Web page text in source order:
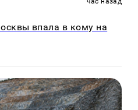
впала в кому на